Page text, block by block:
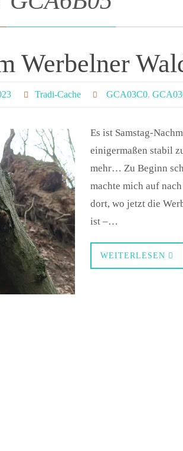
Werbelner
Tradi-Cache GCA03C0,
Es ist Samstag-
einigermaßen stabil
mehr… Zu Beginn
machte mich auf
dort, wo jetzt die
ist –…
WEITERLESEN